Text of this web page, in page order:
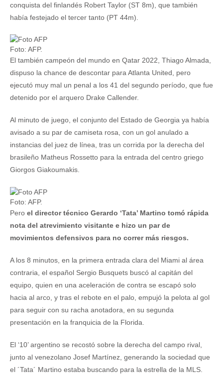
conquista del finlandés Robert Taylor (ST 8m), que también
había festejado el tercer tanto (PT 44m).
Foto: AFP.
El también campeón del mundo en Qatar 2022, Thiago Almada,
dispuso la chance de descontar para Atlanta United, pero
ejecutó muy mal un penal a los 41 del segundo período, que fue
detenido por el arquero Drake Callender.
Al minuto de juego, el conjunto del Estado de Georgia ya había
avisado a su par de camiseta rosa, con un gol anulado a
instancias del juez de línea, tras un corrida por la derecha del
brasileño Matheus Rossetto para la entrada del centro griego
Giorgos Giakoumakis.
Foto: AFP.
Pero el director técnico Gerardo ‘Tata’ Martino tomó rápida
nota del atrevimiento visitante e hizo un par de
movimientos defensivos para no correr más riesgos.
A los 8 minutos, en la primera entrada clara del Miami al área
contraria, el español Sergio Busquets buscó al capitán del
equipo, quien en una aceleración de contra se escapó solo
hacia al arco, y tras el rebote en el palo, empujó la pelota al gol
para seguir con su racha anotadora, en su segunda
presentación en la franquicia de la Florida.
El ‘10’ argentino se recostó sobre la derecha del campo rival,
junto al venezolano Josef Martínez, generando la sociedad que
el ´Tata´ Martino estaba buscando para la estrella de la MLS.